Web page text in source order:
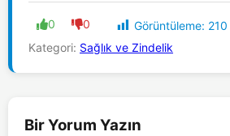
0 0 Görüntüleme: 210
Kategori: Sağlık ve Zindelik
Bir Yorum Yazın